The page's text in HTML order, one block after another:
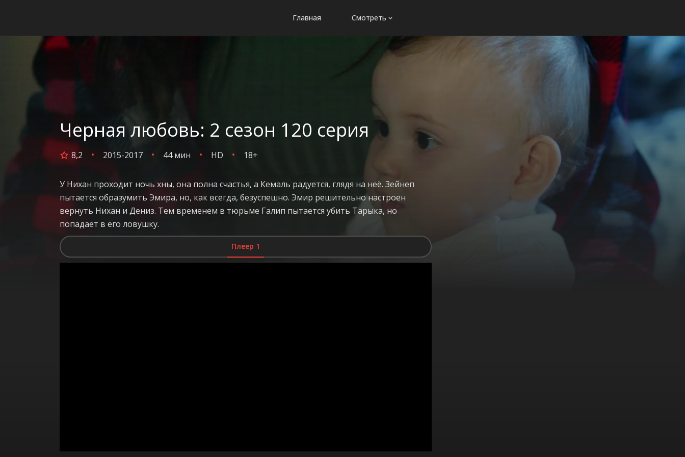
Главная Смотреть
Черная любовь: 2 сезон 120 серия
8,2 2015-2017 44 мин HD 18+
У Нихан проходит ночь хны, она полна счастья, а Кемаль радуется, глядя на неё. Зейнеп
пытается образумить Эмира, но, как всегда, безуспешно. Эмир решительно настроен
вернуть Нихан и Дениз. Тем временем в тюрьме Галип пытается убить Тарыка, но
попадает в его ловушку.
Плеер 1